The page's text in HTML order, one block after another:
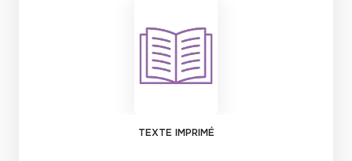
TEXTE IMPRIMÉ